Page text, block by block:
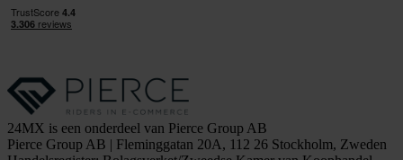
24MX is een onderdeel van Pierce Group AB
Pierce Group AB | Fleminggatan 20A, 112 26 Stockholm, Zweden